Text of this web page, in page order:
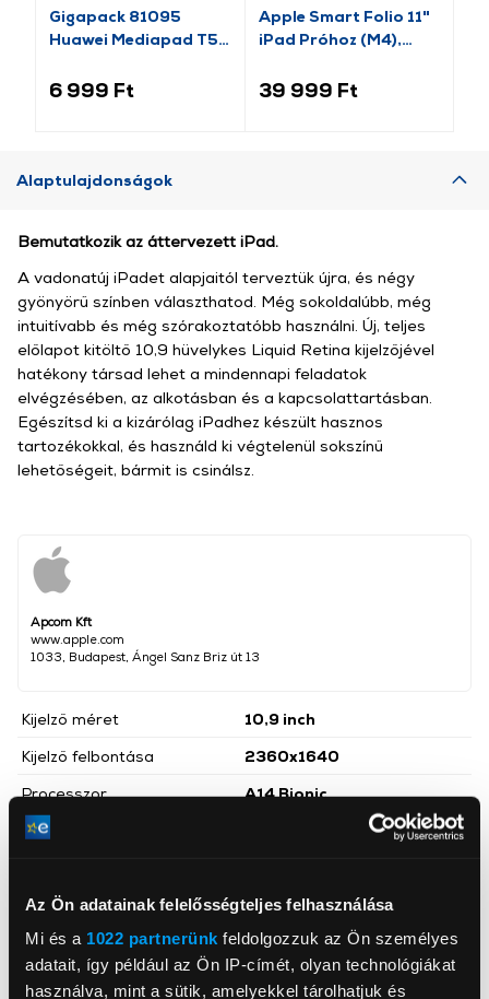
Az Ön adatainak felelősségteljes felhasználása
Mi és a 1022 partnerünk feldolgozzuk az Ön személyes
adatait, így például az Ön IP-címét, olyan technológiákat
használva, mint a sütik, amelyekkel tárolhatjuk és
Gigapack 81095
Huawei Mediapad T5
6 999 Ft
Apple Smart Folio 11"
iPad Próhoz (M4),
39 999 Ft
Alaptulajdonságok
Apcom Kft
www.apple.com
1033, Budapest, Ángel Sanz Briz út 13
Kijelző méret
10,9 inch
Kijelző felbontása
2360x1640
Processzor
A14 Bionic
Operációs rendszer
Belső memória
64 GB
Előlapi kamera
Igen
Bemutatkozik az áttervezett iPad.
A vadonatúj iPadet alapjaitól terveztük újra, és négy
gyönyörű színben választhatod. Még sokoldalúbb, még
intuitívabb és még szórakoz­tatóbb használni. Új, teljes
előlapot kitöltő 10,9 hüvelykes Liquid Retina kijelzőjével
hatékony társad lehet a minden­napi feladatok
elvégzésében, az alkotásban és a kapcsolattartásban.
Egészítsd ki a kizárólag iPadhez készült hasznos
tartozékokkal, és használd ki végtelenül sokszínű
lehetőségeit, bármit is csinálsz.